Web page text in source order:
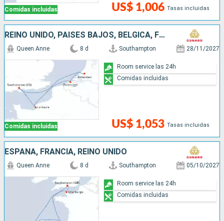
Comidas incluidas US$ 1,006 Tasas incluidas
REINO UNIDO, PAISES BAJOS, BÉLGICA, FRANCIA
Comidas incluidas
Queen Anne 8 d Southampton 28/11/2027
US$ 1,053 Tasas incluidas
Room service las 24h
Comidas incluidas
ESPAÑA, FRANCIA, REINO UNIDO
Queen Anne 8 d Southampton 05/10/2027
Room service las 24h
Comidas incluidas